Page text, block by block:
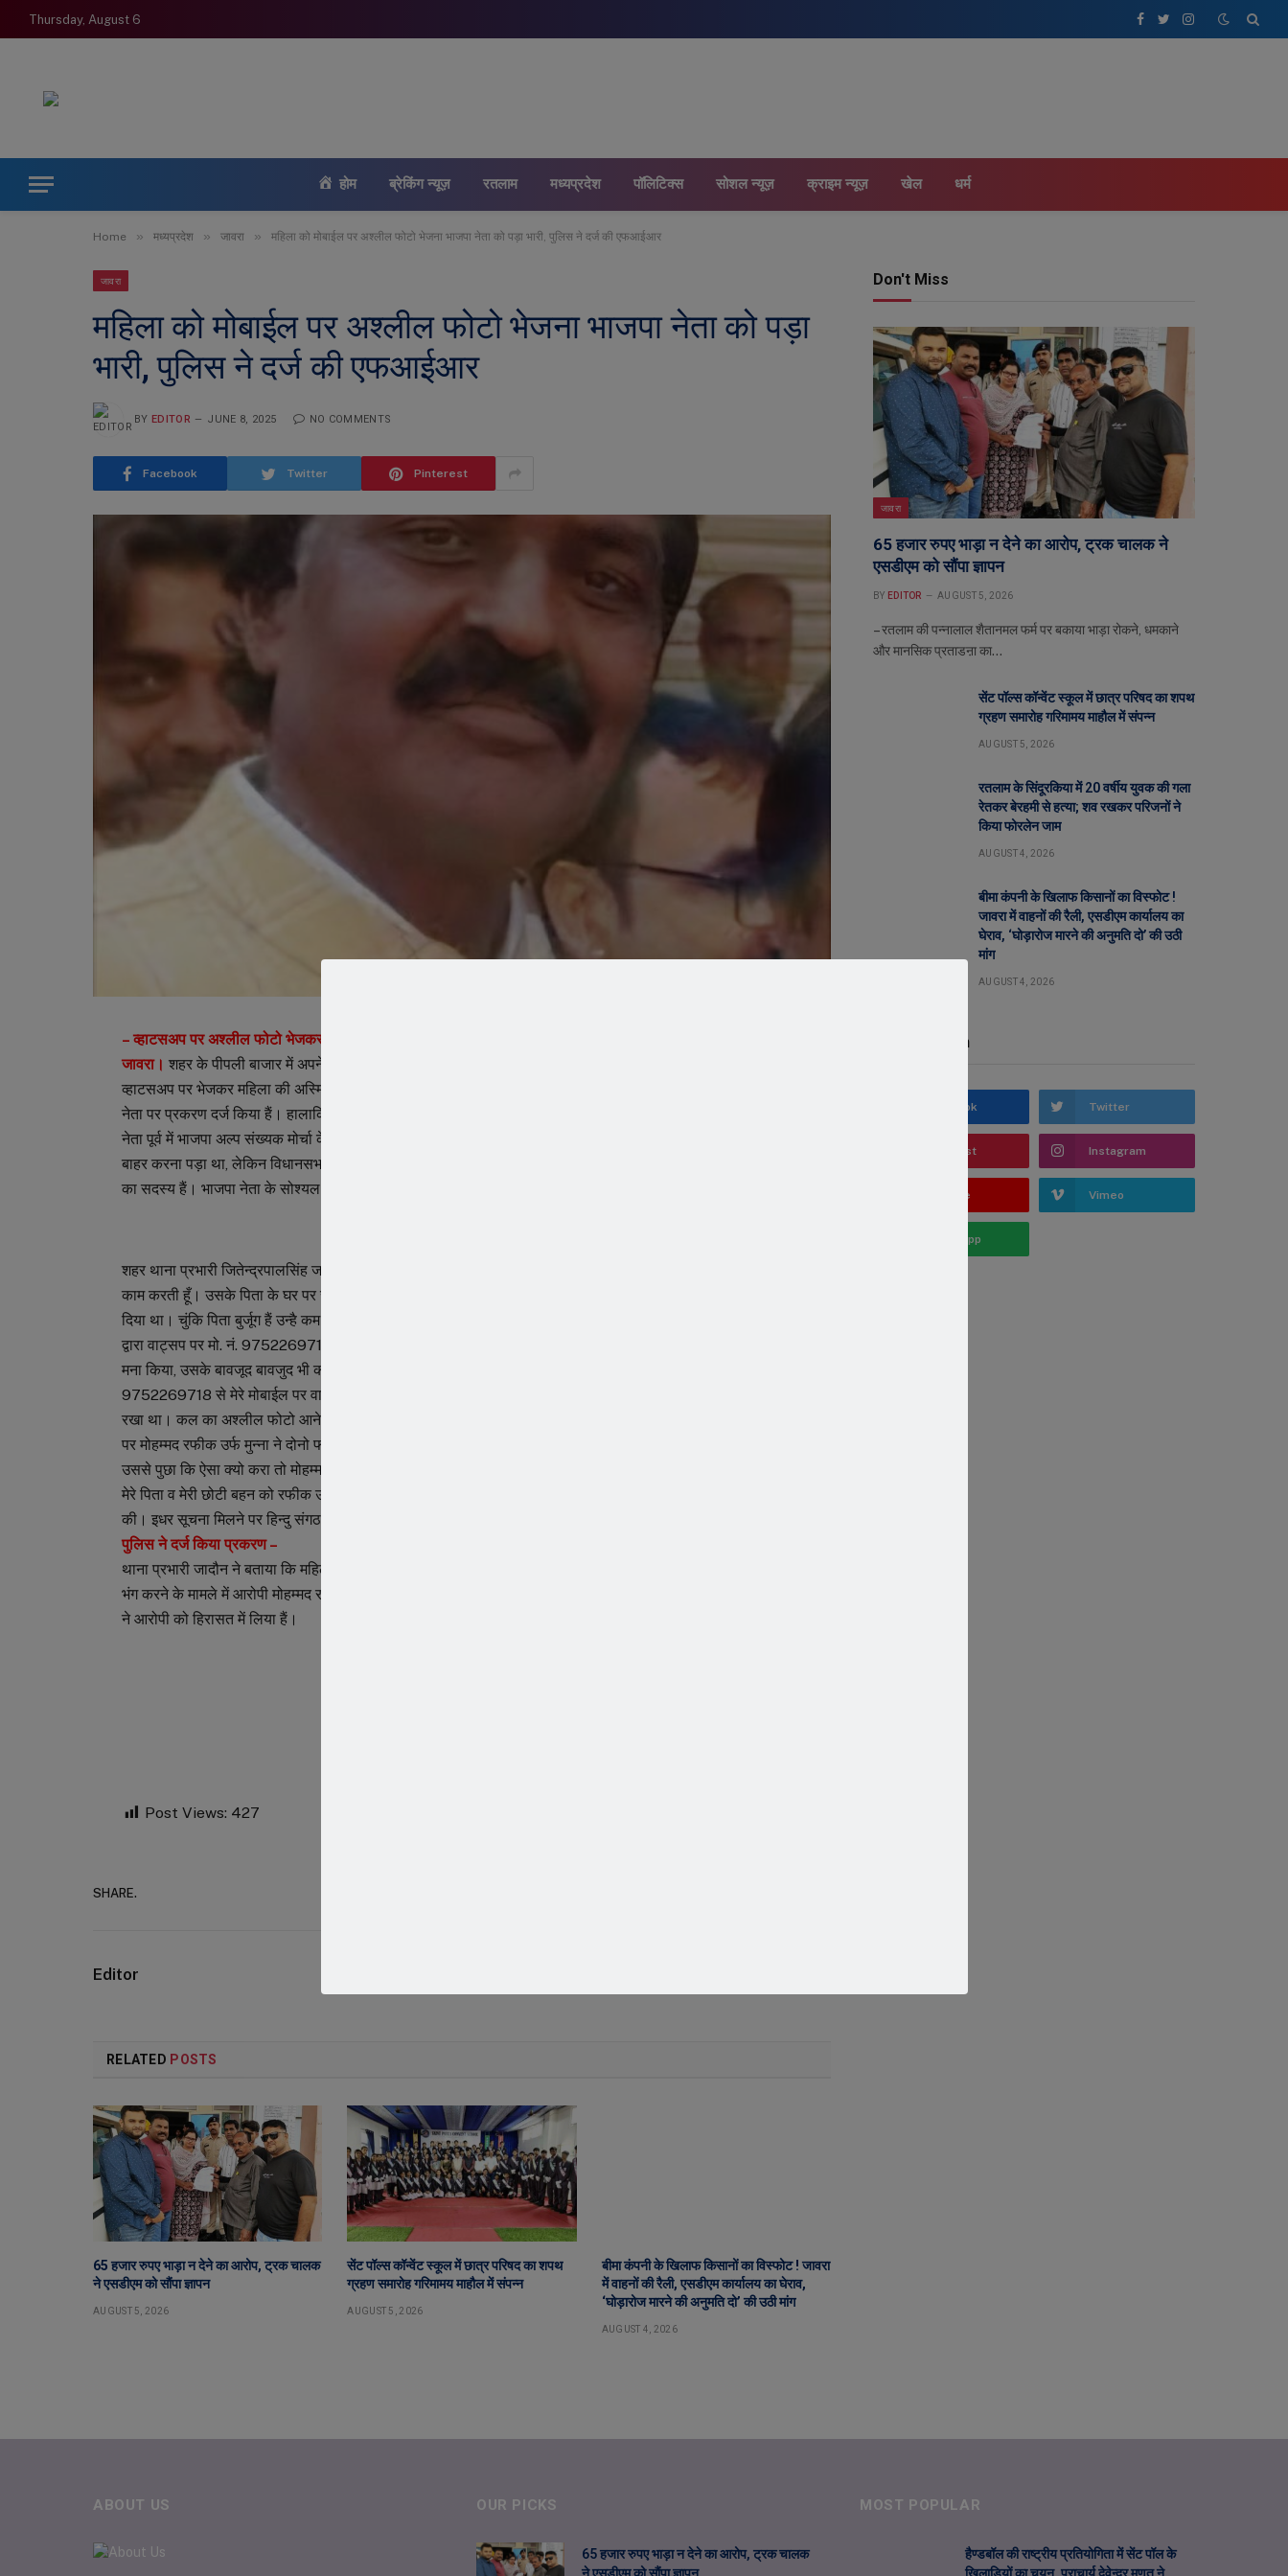
Thursday, August 6
Facebook
TwitterInstagram
होम ब्रेकिंग न्यूज़ रतलाम मध्यप्रदेश पॉलिटिक्स सोशल न्यूज़ क्राइम न्यूज़ खेल धर्म
Home » मध्यप्रदेश » जावरा » महिला को मोबाईल पर अश्लील फोटो भेजना भाजपा नेता को पड़ा भारी, पुलिस ने दर्ज की एफआईआर
जावरा
महिला को मोबाईल पर अश्लील फोटो भेजना भाजपा नेता को पड़ा
भारी, पुलिस ने दर्ज की एफआईआर
BY EDITOR JUNE 8, 2025 NO COMMENTS
Facebook Twitter Pinterest
– व्हाटसअप पर अश्लील फोटो भेजकर अस्मिता भंग करने तथा बार बार मेसेज कर परेशान था आरोपी
जावरा। शहर के पीपली बाजार में अपने पिता के घर के रंग रोगन का काम देख रही एक विवाहिता का अश्लील फोटो बनाकर
व्हाटसअप पर भेजकर महिला की अस्मिता को भंग करने और बार बार मेसेज कर परेशान करने के मामले में पुलिस ने जावरा के भाजपा
नेता पर प्रकरण दर्ज किया हैं। हालाकि भाजपा नगर मंडल अध्यक्ष उक्त नेता को भाजपा का सदस्य नहीं मान रहे हैं। जबकि आरोपी
नेता पूर्व में भाजपा अल्प संख्यक मोर्चा के जिला मंत्री पद पर रह चुका हैं। 2022 के नपा चुनाव में निर्दलीय चुनाव लडऩे पर पार्टी से
बाहर करना पड़ा था, लेकिन विधानसभा चुनाव के समय पुन: भाजपा में इंट्री मिली थी। इधर सूत्रों के अनुसार नेता अभी बूथ समिति
का सदस्य हैं। भाजपा नेता के सोश्यल मीडिया एकाउंट पर भाजपा नेताओं के साथ फोटो और पोस्ट भी डली हैं।
शहर थाना प्रभारी जितेन्द्रपालसिंह जादौन ने बताया कि पिपली बाजार में रहने वाली एक महिला ने रिपोर्ट दर्ज करवाई कि वह घरेलू
काम करती हूँ। उसके पिता के घर पर रंग रोगन के काम का ठेका मोहम्मद रफीक उर्फ मुन्ना पेंटर निवासी हनुमान गली जावरा को
दिया था। चुंकि पिता बुर्जूग हैं उन्है कम सुनाई देता हैं, ऐसे में किसी सामग्री व काम के लिए पेंटर को नंबर दिया था। ऐसे में आरोपी
द्वारा वाट्सप पर मो. नं. 9752269718 से मुझे पहले भी सामान्य वाट्सप मैसेज करता था, जिस पर मैने उसे मैसेज करने के लिये
मना किया, उसके बावजूद बावजुद भी कई बार वाटसप मैसेज किया। लेकिन 07 जून 2025 को दोपहर करीबन 03.16 बजे मो.नं.
9752269718 से मेरे मोबाईल पर वाट्सप पर एक फोटो दो बार आया उसमे किसी नग्न महिला के शरीर के साथ मेरा चेहरा जोड़
रखा था। कल का अश्लील फोटो आने पर मैने उसे कमेंट किया कि आखिर आ ही गए ना अपनी ओकत पर … एक नंबर के …..हो, इस
पर मोहम्मद रफीक उर्फ मुन्ना ने दोनो फोटो व्हाटसअप पर से डिलीट कर दिये, फिर मोहम्मद रफीक उर्फ मुन्ना मेरे घर आया तो मैने
उससे पुछा कि ऐसा क्यो करा तो मोहम्मद रफीक उर्फ मुन्ना बोला कि मैं तो ऐसे ही मैसेज करूंगा, तु मेरा क्या बिगाड़ लेगी। फिर मैने
मेरे पिता व मेरी छोटी बहन को रफीक उर्फ मुन्ना की वाट्सप चैट बतायी और मै आज अपने पापा और बहन के साथ थाने पर रिपोर्ट
की। इधर सूचना मिलने पर हिन्दु संगठन के युवा भी पुलिस थाने पर पहुंचे। जिससे थाने के बाहर भीड़ भी जमा हो गई।
पुलिस ने दर्ज किया प्रकरण –
थाना प्रभारी जादौन ने बताया कि महिला की रिपोर्ट पर महिला को व्हाटसअप मेसेज करना, अश्लील चित्र के माध्यम से अस्मिता को
भंग करने के मामले में आरोपी मोहम्मद रफीक उर्फ मुन्ना पर बीएनएस की धारा 78 (2) व 79 के तहत प्रकरण दर्ज किया हैं। पुलिस
ने आरोपी को हिरासत में लिया हैं।
Post Views: 427
SHARE.
Editor
RELATED POSTS
65 हजार रुपए भाड़ा न देने का आरोप, ट्रक चालक
ने एसडीएम को सौंपा ज्ञापन
AUGUST 5, 2026
सेंट पॉल्स कॉन्वेंट स्कूल में छात्र परिषद का शपथ
ग्रहण समारोह गरिमामय माहौल में संपन्न
AUGUST 5, 2026
बीमा कंपनी के खिलाफ किसानों का विस्फोट ! जावरा
में वाहनों की रैली, एसडीएम कार्यालय का घेराव,
‘घोड़ारोज मारने की अनुमति दो’ की उठी मांग
AUGUST 4, 2026
Don't Miss
जावरा
65 हजार रुपए भाड़ा न देने का आरोप, ट्रक चालक ने
एसडीएम को सौंपा ज्ञापन
BY EDITOR AUGUST 5, 2026
– रतलाम की पन्नालाल शैतानमल फर्म पर बकाया भाड़ा रोकने, धमकाने
और मानसिक प्रताडऩा का…
सेंट पॉल्स कॉन्वेंट स्कूल में छात्र परिषद का शपथ
ग्रहण समारोह गरिमामय माहौल में संपन्न
AUGUST 5, 2026
रतलाम के सिंदूरकिया में 20 वर्षीय युवक की गला
रेतकर बेरहमी से हत्या; शव रखकर परिजनों ने
किया फोरलेन जाम
AUGUST 4, 2026
बीमा कंपनी के खिलाफ किसानों का विस्फोट !
जावरा में वाहनों की रैली, एसडीएम कार्यालय का
घेराव, ‘घोड़ारोज मारने की अनुमति दो’ की उठी
मांग
AUGUST 4, 2026
Stay In Touch
Facebook Twitter
Pinterest Instagram
YouTube Vimeo
WhatsApp
ABOUT US OUR PICKS
65 हजार रुपए भाड़ा न देने का आरोप, ट्रक चालक
MOST POPULAR
हैण्डबॉल की राष्ट्रीय प्रतियोगिता में सेंट पॉल के